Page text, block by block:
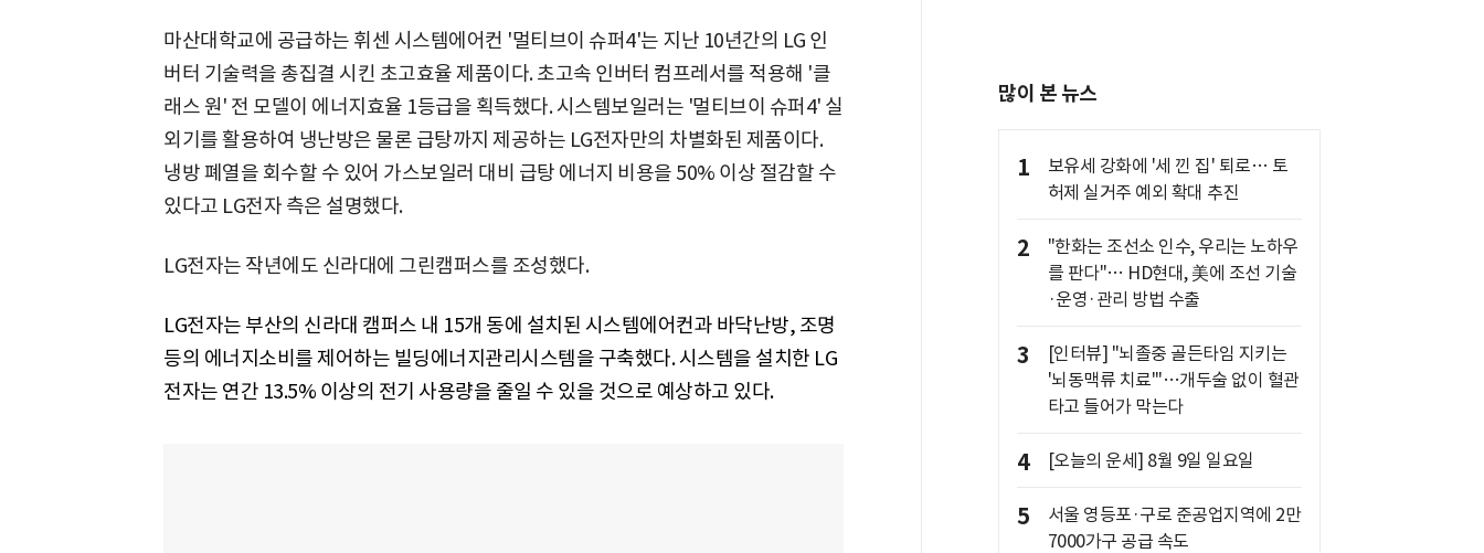
마산대학교에 공급하는 휘센 시스템에어컨 '멀티브이 슈퍼4'는 지난 10년간의 LG 인
버터 기술력을 총집결 시킨 초고효율 제품이다. 초고속 인버터 컴프레서를 적용해 '클
래스 원' 전 모델이 에너지효율 1등급을 획득했다. 시스템보일러는 '멀티브이 슈퍼4' 실
외기를 활용하여 냉난방은 물론 급탕까지 제공하는 LG전자만의 차별화된 제품이다.
냉방 폐열을 회수할 수 있어 가스보일러 대비 급탕 에너지 비용을 50% 이상 절감할 수
있다고 LG전자 측은 설명했다.
LG전자는 작년에도 신라대에 그린캠퍼스를 조성했다.
LG전자는 부산의 신라대 캠퍼스 내 15개 동에 설치된 시스템에어컨과 바닥난방, 조명
등의 에너지소비를 제어하는 빌딩에너지관리시스템을 구축했다. 시스템을 설치한 LG
전자는 연간 13.5% 이상의 전기 사용량을 줄일 수 있을 것으로 예상하고 있다.
많이 본 뉴스
1
보유세 강화에 '세 낀 집' 퇴로… 토
허제 실거주 예외 확대 추진
2
"한화는 조선소 인수, 우리는 노하우
를 판다"… HD현대, 美에 조선 기술
·운영·관리 방법 수출
3
[인터뷰] "뇌졸중 골든타임 지키는
'뇌동맥류 치료'"…개두술 없이 혈관
타고 들어가 막는다
4 [오늘의 운세] 8월 9일 일요일
5
서울 영등포·구로 준공업지역에 2만
7000가구 공급 속도